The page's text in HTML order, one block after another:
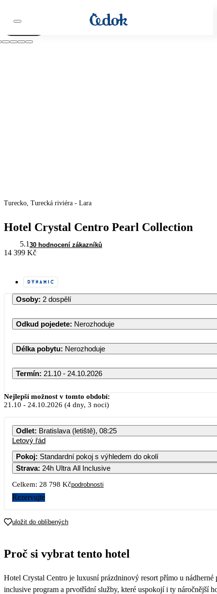
Turecko, Turecká riviéra - Lara
Hotel Crystal Centro Pearl Collection
5.1 30 hodnocení zákazníků
14 399 Kč
Osoby: 2 dospělí
Odkud pojedete: Nerozhoduje
Délka pobytu: Nerozhoduje
Termín: 21.10 - 24.10.2026
Říjen
PO ÚT ST ČT
19 679
Nejlepší možnost v tomto období:
21.10 - 24.10.2026 (4 dny, 3 noci)
Odlet: Bratislava (letiště), 08:25
Letový řád
Pokoj: Standardní pokoj s výhledem do okolí
Strava: 24h Ultra All Inclusive
Celkem: 28 798 Kčpodrobnosti
Rezervujte
uložit do oblíbených
Proč si vybrat tento hotel
Hotel Crystal Centro je luxusní prázdninový resort přímo u
inclusive program a prvotřídní služby, které uspokojí i ty náročnější